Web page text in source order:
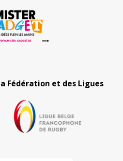
Fédération et des Ligues